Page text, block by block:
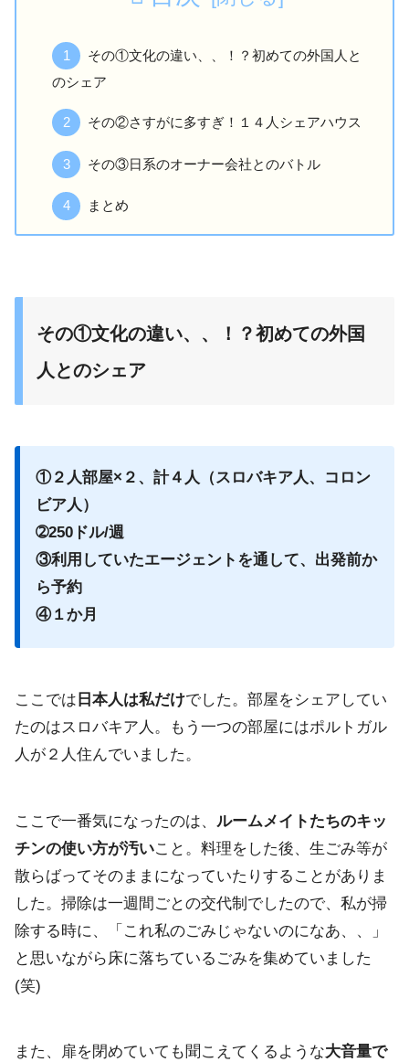
その①文化の違い、、！？初めての外国人と
のシェア
その②さすがに多すぎ！１４人シェアハウス
その③日系のオーナー会社とのバトル
まとめ
その①文化の違い、、！？初めての外国
人とのシェア
①２人部屋×２、計４人（スロバキア人、コロン
ビア人）
➁250ドル/週
③利用していたエージェントを通して、出発前か
ら予約
④１か月
ここでは 日本人は私だけでした。部屋をシェアしてい
たのはスロバキア人。もう一つの部屋にはポルトガル
人が２人住んでいました。
ここで一番気になったのは、 ルームメイトたちのキッ
チンの使い方が汚いこと。料理をした後、生ごみ等が
散らばってそのままになっていたりすることがありま
した。 掃除は一週間ごとの交代制でしたので、私が掃
除する時に、「 これ私のごみじゃないのになあ、、」
と思いながら床に落ちているごみを集めていました
(笑)
また、扉を閉めていても聞こえてくるような大音量で